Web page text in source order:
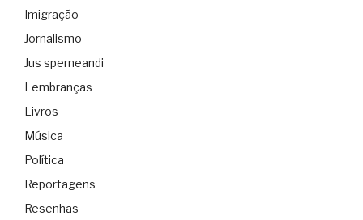
Imigração
Jornalismo
Jus sperneandi
Lembranças
Livros
Música
Política
Reportagens
Resenhas